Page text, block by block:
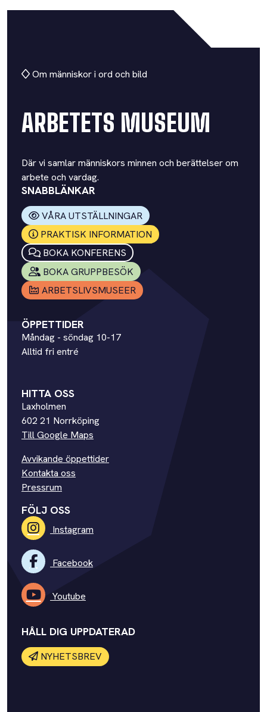
Om människor i ord och bild
ARBETETS MUSEUM
Där vi samlar människors minnen och berättelser om
arbete och vardag.
SNABBLÄNKAR
VÅRA UTSTÄLLNINGAR
PRAKTISK INFORMATION
BOKA KONFERENS
BOKA GRUPPBESÖK
ARBETSLIVSMUSEER
ÖPPETTIDER
Måndag - söndag 10-17
Alltid fri entré
HITTA OSS
Laxholmen
602 21 Norrköping
Till Google Maps
Avvikande öppettider
Kontakta oss
Pressrum
FÖLJ OSS
Instagram
Facebook
Youtube
HÅLL DIG UPPDATERAD
NYHETSBREV